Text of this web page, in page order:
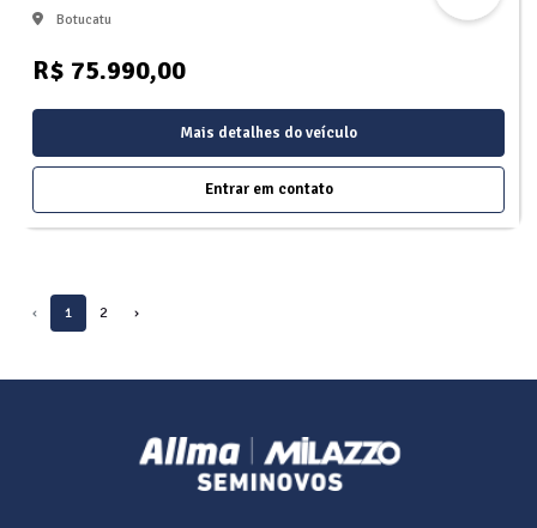
Botucatu
R$ 75.990,00
Mais detalhes do veículo
Entrar em contato
‹ 1 2 ›